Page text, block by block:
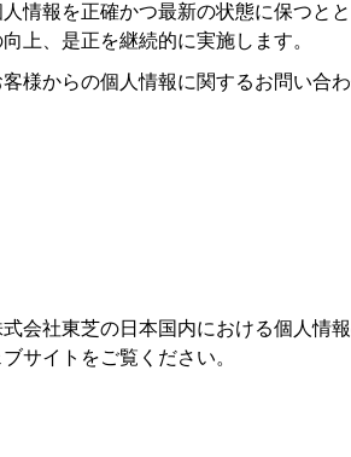
情報を正確かつ最新の状態に保つと
上、是正を継続的に実施します。
様からの個人情報に関するお問い合
会社東芝の日本国内における個人情
サイトをご覧ください。